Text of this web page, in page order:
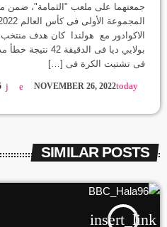
جمعتهما على ملعب "الثمامة"، ضمن
الاكوادور مع هولندا كان هدف
بولايي ديا فى
فى تشتيت الكرة فى […]
today
NOVEMBER 26, 2022
SIMILAR POSTS
insert_link